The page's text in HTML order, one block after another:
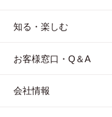
知る・楽しむ
お客様窓口・Q＆A
会社情報